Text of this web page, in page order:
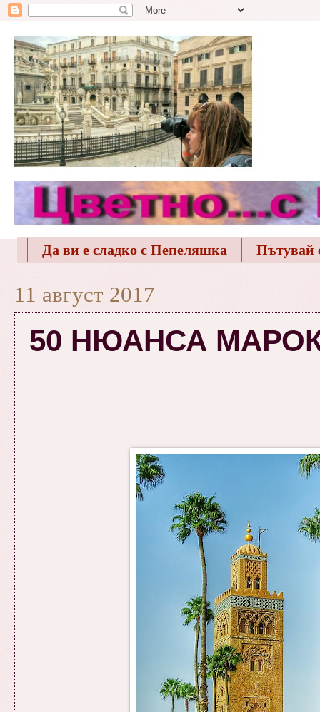
Да ви е сладко с Пепеляшка Пътувай
11 август 2017
50 НЮАНСА